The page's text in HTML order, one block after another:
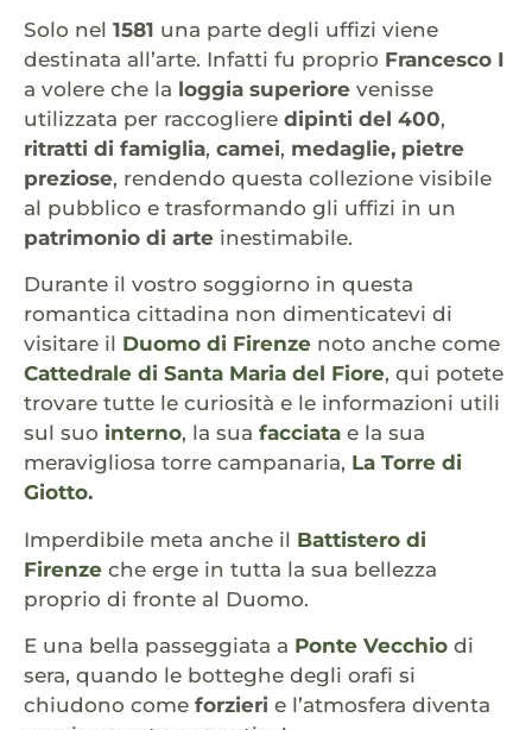
Solo nel 1581 una parte degli uffizi viene
destinata all’arte. Infatti fu proprio Francesco I
a volere che la loggia superiore venisse
utilizzata per raccogliere dipinti del 400,
ritratti di famiglia, camei, medaglie, pietre
preziose, rendendo questa collezione visibile
al pubblico e trasformando gli uffizi in un
patrimonio di arte inestimabile.
Durante il vostro soggiorno in questa
romantica cittadina non dimenticatevi di
visitare il Duomo di Firenze noto anche come
Cattedrale di Santa Maria del Fiore, qui potete
trovare tutte le curiosità e le informazioni utili
sul suo interno, la sua facciata e la sua
meravigliosa torre campanaria, La Torre di
Giotto.
Imperdibile meta anche il Battistero di
Firenze che erge in tutta la sua bellezza
proprio di fronte al Duomo.
E una bella passeggiata a Ponte Vecchio di
sera, quando le botteghe degli orafi si
chiudono come forzieri e l’atmosfera diventa